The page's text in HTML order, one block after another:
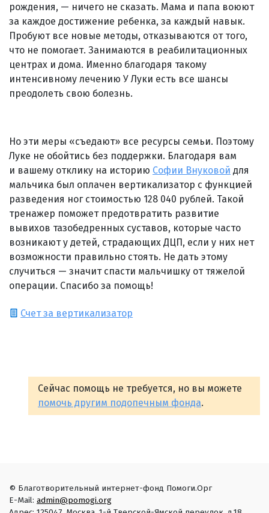
рождения, — ничего не сказать. Мама и папа воюют
за каждое достижение ребенка, за каждый навык.
Пробуют все новые методы, отказываются от того,
что не помогает. Занимаются в реабилитационных
центрах и дома. Именно благодаря такому
интенсивному лечению У Луки есть все шансы
преодолеть свою болезнь.
Но эти меры «съедают» все ресурсы семьи. Поэтому
Луке не обойтись без поддержки. Благодаря вам
и вашему отклику на историю Софии Внуковой для
мальчика был оплачен вертикализатор с функцией
разведения ног стоимостью 128 040 рублей. Такой
тренажер поможет предотвратить развитие
вывихов тазобедренных суставов, которые часто
возникают у детей, страдающих ДЦП, если у них нет
возможности правильно стоять. Не дать этому
случиться — значит спасти мальчишку от тяжелой
операции. Спасибо за помощь!
Счет за вертикализатор
Сейчас помощь не требуется, но вы можете
помочь другим подопечным фонда.
© Благотворительный интернет-фонд Помоги.Орг
E-Mail: admin@pomogi.org